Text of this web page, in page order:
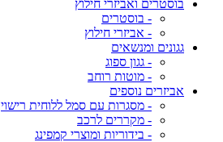
בוסטרים ואביזרי חילוץ
- בוסטרים
- אביזרי חילוץ
גגונים ומנשאים
- גגון ספוג
- מוטות רוחב
אביזרים נוספים
- מסגרות עם סמל ללוחית רישוי
- מקררים לרכב
- בידוריות ומוצרי קמפינג